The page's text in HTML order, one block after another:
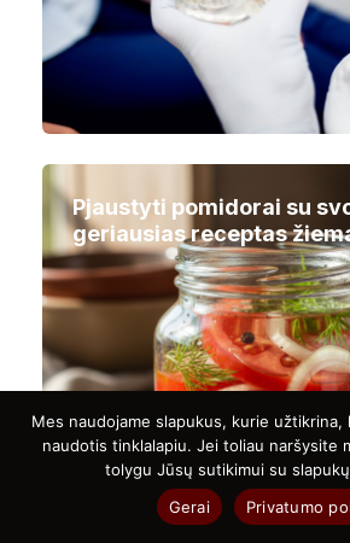
Pjaustyti pomidorai su
geriausias receptas
Mes naudojame slapukus, kurie užtikrina,
naudotis tinklalapiu. Jei toliau naršysite
tolygu Jūsų sutikimui su
Gerai
Privatumo